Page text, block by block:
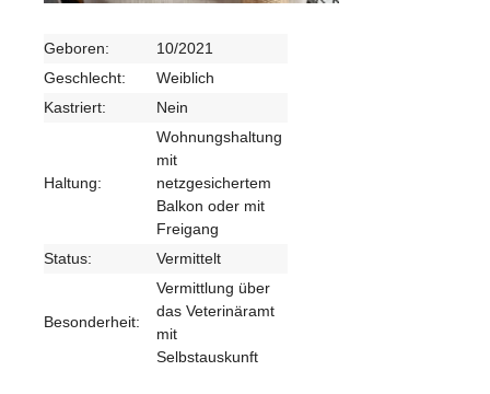
Geboren:
10/2021
Geschlecht:
Weiblich
Kastriert:
Nein
Haltung:
Wohnungshaltung
mit
netzgesichertem
Balkon oder mit
Freigang
Status:
Vermittelt
Besonderheit:
Vermittlung über
das Veterinäramt
mit
Selbstauskunft